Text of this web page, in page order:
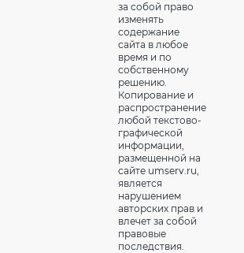
за собой право
изменять
содержание
сайта в любое
время и по
собственному
решению.
Копирование и
распространение
любой текстово-
графической
информации,
размещенной на
сайте umserv.ru,
является
нарушением
авторских прав и
влечет за собой
правовые
последствия.